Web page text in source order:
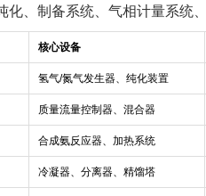
化、制备系统、气相计量系统
核心设备
氢气/氮气发生器、纯化装置
质量流量控制器、混合器
合成氨反应器、加热系统
冷凝器、分离器、精馏塔